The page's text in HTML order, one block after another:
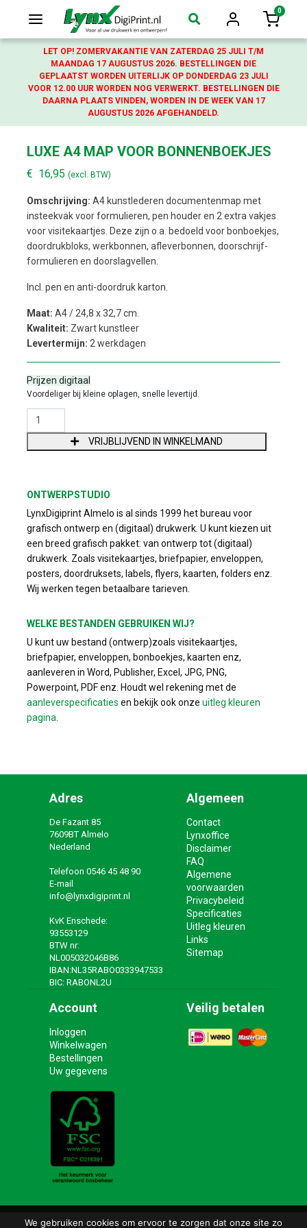
Login
0
LET OP! ZOMERVAKANTIE VAN ZATERDAG 25 JULI T/M
MAANDAG 17 AUGUSTUS 2026. BESTELLINGEN DIE
GEPLAATST WORDEN UITERLIJK OP DONDERDAG 23 JULI
VOOR 12.00 UUR WORDEN NOG VERWERKT. BESTELLINGEN DIE
DAARNA PLAATS VINDEN, WORDEN IN DE WEEK VAN 17
AUGUSTUS 2026 AFGEHANDELD.
LUXE A4 MAP VOOR BONNENBOEKJES
€ 16,95 (excl. BTW)
Omschrijving: A4 kunstlederen documentenmap met
insteekvak voor formulieren, pen houder en 2 extra vakjes
voor visitekaartjes. Deze zijn o.a. bedoeld voor bonboekjes,
doordrukbloks, werkbonnen, afleverbonnen, doorschrijf-
formulieren en doorslagvellen.
Incl. pen en anti-doordruk karton.
Maat: A4 / 24,8 x 32,7 cm.
Kwaliteit: Zwart kunstleer
Levertermijn: 2 werkdagen
Prijzen digitaal
Voordeliger bij kleine oplagen, snelle levertijd.
LUXE A4 MAP VOOR BONNENBOEKJES AANTAL
VRIJBLIJVEND IN WINKELMAND
ONTWERPSTUDIO
LynxDigiprint Almelo is al sinds 1999 het bureau voor
grafisch ontwerp en (digitaal) drukwerk. U kunt kiezen uit
een breed grafisch pakket: van ontwerp tot (digitaal)
drukwerk. Zoals visitekaartjes, briefpapier, enveloppen,
posters, doordruksets, labels, flyers, kaarten, folders enz.
Wij werken tegen betaalbare tarieven.
WELKE BESTANDEN GEBRUIKEN WIJ?
U kunt uw bestand (ontwerp)zoals visitekaartjes,
briefpapier, enveloppen, bonboekjes, kaarten enz,
aanleveren in Word, Publisher, Excel, JPG, PNG,
Powerpoint, PDF enz. Houdt wel rekening met de
aanleverspecificaties en bekijk ook onze uitleg kleuren
pagina
Adres
De Fazant 85
7609BT Almelo
Nederland
Telefoon 0546 45 48 90
E-mail
info@lynxdigiprint.nl
KvK Enschede:
93553129
BTW nr:
NL005032046B86
IBAN:NL35RABO0333947533
BIC: RABONL2U
Algemeen
Contact
Lynxoffice
Disclaimer
FAQ
Algemene
voorwaarden
Privacybeleid
Specificaties
Uitleg kleuren
Links
Sitemap
Account
Inloggen
Winkelwagen
Bestellingen
Uw gegevens
Veilig betalen
We gebruiken cookies om ervoor te zorgen dat onze site zo